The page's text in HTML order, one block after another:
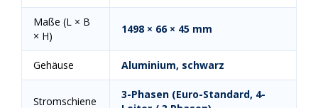
Maße (L × B
× H)
1498 × 66 × 45 mm
Gehäuse Aluminium, schwarz
Stromschiene
3-Phasen (Euro-Standard, 4-